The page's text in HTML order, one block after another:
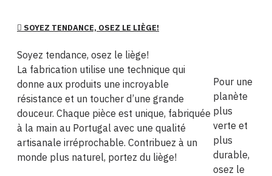
SOYEZ TENDANCE, OSEZ LE LIÈGE!
Soyez tendance, osez le liège!
La fabrication utilise une technique qui
donne aux produits une incroyable
résistance et un toucher d’une grande
douceur. Chaque pièce est unique, fabriquée
à la main au Portugal avec une qualité
artisanale irréprochable. Contribuez à un
monde plus naturel, portez du liège!
Pour une
planète
plus
verte et
plus
durable,
osez le